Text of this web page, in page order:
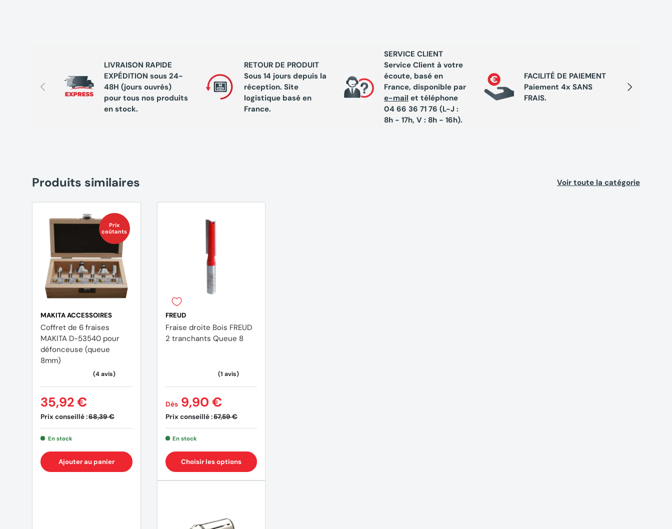
Précédent Suivant
LIVRAISON RAPIDE
EXPÉDITION sous 24-
48H (jours ouvrés)
pour tous nos produits
en stock.
RETOUR DE PRODUIT
Sous 14 jours depuis la
réception. Site
logistique basé en
France.
SERVICE CLIENT
Service Client à votre
écoute, basé en
France, disponible par
e-mail et téléphone
04 66 36 71 76 (L-J :
8h - 17h, V : 8h - 16h).
FACILITÉ DE PAIEMENT
Paiement 4x SANS
FRAIS.
Produits similaires Voir toute la catégorie
Prix
coûtants
MAKITA ACCESSOIRES
Coffret de 6 fraises
MAKITA D-53540 pour
défonceuse (queue
8mm)
Prix conseillé :68,39 €
35,92 €
En stock
Ajouter au panier
FREUD
Fraise droite Bois FREUD
2 tranchants Queue 8
Prix conseillé :57,59 €
Dès9,90 €
En stock
Choisir les options